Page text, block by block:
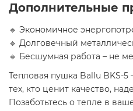
Дополнительные
🔹 Экономичное
🔹 Долговечный
🔹 Бесшумная работа – не
Тепловая пушка Ballu BKS-
тех, кто ценит качество,
Позаботьтесь о тепле в